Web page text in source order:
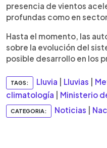
presencia de vientos
profundas como en
Hasta el momento, las
sobre la evolución del
posible desarrollo en los
TAGS: Lluvia Lluvias
climatología
Ministerio
CATEGORIA: Noticias